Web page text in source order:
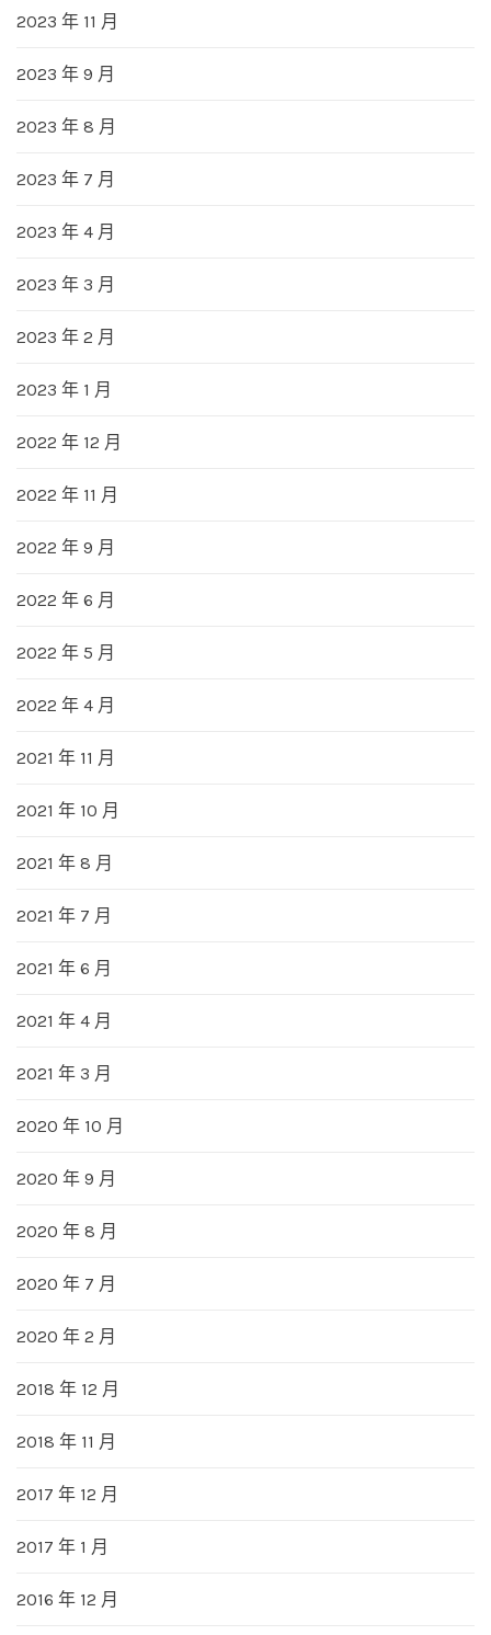
2023 年 11 月
2023 年 9 月
2023 年 8 月
2023 年 7 月
2023 年 4 月
2023 年 3 月
2023 年 2 月
2023 年 1 月
2022 年 12 月
2022 年 11 月
2022 年 9 月
2022 年 6 月
2022 年 5 月
2022 年 4 月
2021 年 11 月
2021 年 10 月
2021 年 8 月
2021 年 7 月
2021 年 6 月
2021 年 4 月
2021 年 3 月
2020 年 10 月
2020 年 9 月
2020 年 8 月
2020 年 7 月
2020 年 2 月
2018 年 12 月
2018 年 11 月
2017 年 12 月
2017 年 1 月
2016 年 12 月